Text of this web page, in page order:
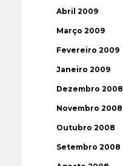
Abril 2009
Março 2009
Fevereiro 2009
Janeiro 2009
Dezembro 2008
Novembro 2008
Outubro 2008
Setembro 2008